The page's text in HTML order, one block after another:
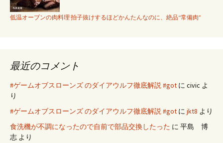
低温オーブンの肉料理 拍子抜けするほどかんたんなのに、絶品“常備肉”
最近のコメント
#ゲームオブスローンズ のダイアウルフ徹底解説 #got に civic よ
り
#ゲームオブスローンズ のダイアウルフ徹底解説 #got に jkt8 より
食洗機が不調になったので自前で部品交換したった に 平島 博
志 より